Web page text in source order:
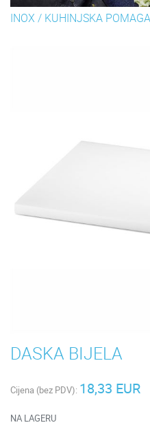
INOX / KUHINJSKA
DASKA BIJELA
Cijena (bez PDV): 18,33 EUR
NA LAGERU